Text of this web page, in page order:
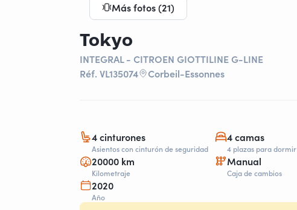
Más fotos (21)
Tokyo
INTEGRAL - CITROEN GIOTTILINE G-LINE
Réf. VL135074
Corbeil-Essonnes
4 cinturones
Asientos con cinturón de seguridad
4 camas
4 plazas para dormir
20000 km
Kilometraje
Manual
Caja de cambios
2020
Año